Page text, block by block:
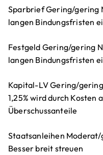
Sparbrief Gering/gering
langen Bindungsfristen
Festgeld Gering/gering
langen Bindungsfristen
Kapital-LV Gering/
1,25% wird durch Kosten
Überschussanteile
Staatsanleihen
Besser breit streuen